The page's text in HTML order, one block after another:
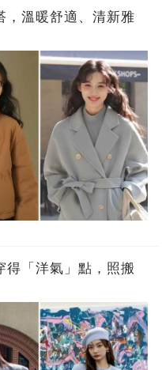
，溫暖舒適、清新雅
得「洋氣」點，照搬